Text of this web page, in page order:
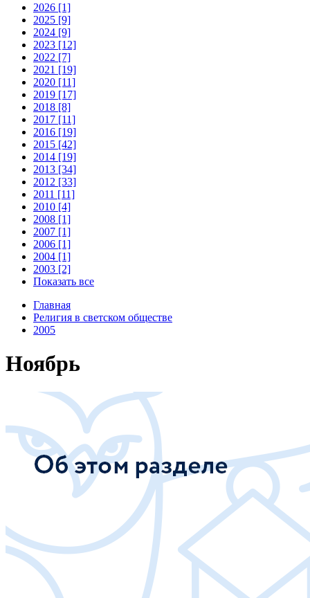
2026 [1]
2025 [9]
2024 [9]
2023 [12]
2022 [7]
2021 [19]
2020 [11]
2019 [17]
2018 [8]
2017 [11]
2016 [19]
2015 [42]
2014 [19]
2013 [34]
2012 [33]
2011 [11]
2010 [4]
2008 [1]
2007 [1]
2006 [1]
2004 [1]
2003 [2]
Показать все
Главная
Религия в светском обществе
2005
Ноябрь